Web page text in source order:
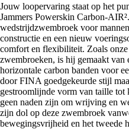
Jouw loopervaring staat op het
Jammers Powerskin Carbon-
wedstrijdzwembroek voor
constructie en een nieuw
comfort en flexibiliteit. Zoals
zwembroeken, is hij gemaakt
horizontale carbon banden voor
door FINA goedgekeurde stijl
gestroomlijnde vorm van taille tot
geen naden zijn om wrijving en
zijn dol op deze zwembroek
bewegingsvrijheid en het tweede